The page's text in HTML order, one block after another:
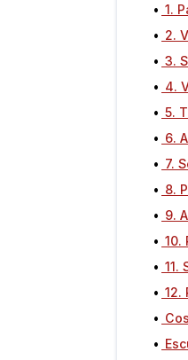
1.
2.
3.
4.
5.
6.
7.
8.
9.
10.
11.
12.